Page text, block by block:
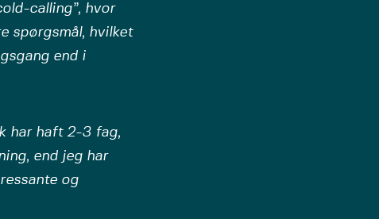
calling”, hvor
spørgsmål, hvilket
end i
har haft 2-3 fag,
end jeg har
og